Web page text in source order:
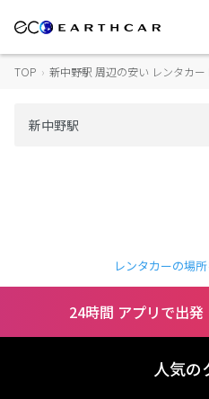
TOP › 新中野駅 周辺の安い レンタカー
レンタカーの場
24時間 アプリで出
人気の